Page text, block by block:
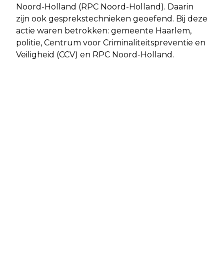
Noord-Holland (RPC Noord-Holland). Daarin
zijn ook gesprekstechnieken geoefend. Bij deze
actie waren betrokken: gemeente Haarlem,
politie, Centrum voor Criminaliteitspreventie en
Veiligheid (CCV) en RPC Noord-Holland.